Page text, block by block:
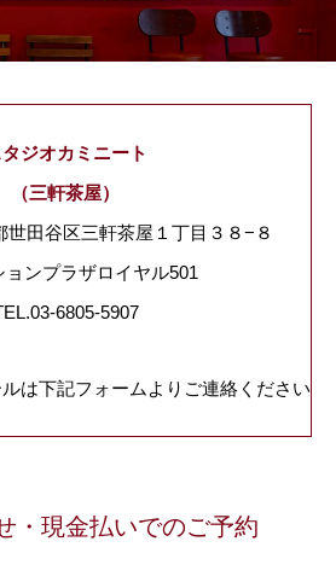
タジオカミニート
（三軒茶屋）
世田谷区三軒茶屋１丁目３８−８
ョンプラザロイヤル501
6805-5907
は下記フォームよりご連絡ください
・現金払いでのご予約